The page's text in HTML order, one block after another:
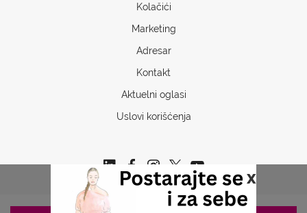
x
Kolačići
Marketing
Adresar
Kontakt
Aktuelni oglasi
Uslovi korišćenja